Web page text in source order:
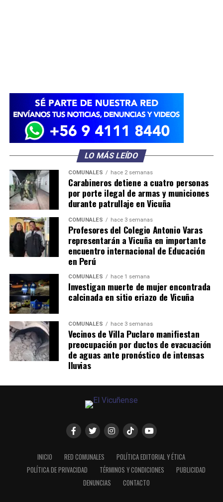
LO MÁS LEÍDO
COMUNALES hace 2 semanas
Carabineros detiene a cuatro personas
por porte ilegal de armas y municiones
durante patrullaje en Vicuña
COMUNALES hace 3 semanas
Profesores del Colegio Antonio Varas
representarán a Vicuña en importante
encuentro internacional de Educación
en Perú
COMUNALES hace 1 semana
Investigan muerte de mujer encontrada
calcinada en sitio eriazo de Vicuña
COMUNALES hace 3 semanas
Vecinos de Villa Puclaro manifiestan
preocupación por ductos de evacuación
de aguas ante pronóstico de intensas
lluvias
INICIO RED COMUNALES
POLÍTICA EDITORIAL Y ÉTICA
POLÍTICA DE PRIVACIDAD
TÉRMINOS Y CONDICIONES
PUBLICIDAD
DENUNCIAS
CONTACTO